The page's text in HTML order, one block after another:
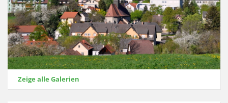
Zeige alle Galerien